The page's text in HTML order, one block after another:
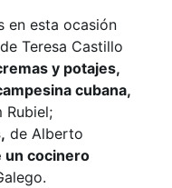
en esta ocasión
Teresa Castillo
y potajes,
cubana,
Rubiel;
de Alberto
un cocinero